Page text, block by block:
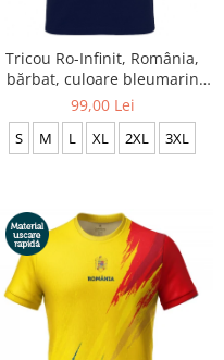
Tricou Ro-Infinit, România,
bărbat, culoare bleumarin
CRP124
99,00 Lei
S M L XL 2XL 3XL